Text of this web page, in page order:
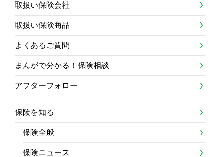
取扱い保険会社
取扱い保険商品
よくあるご質問
まんがで分かる！保険相談
アフターフォロー
保険を知る
保険全般
保険ニュース